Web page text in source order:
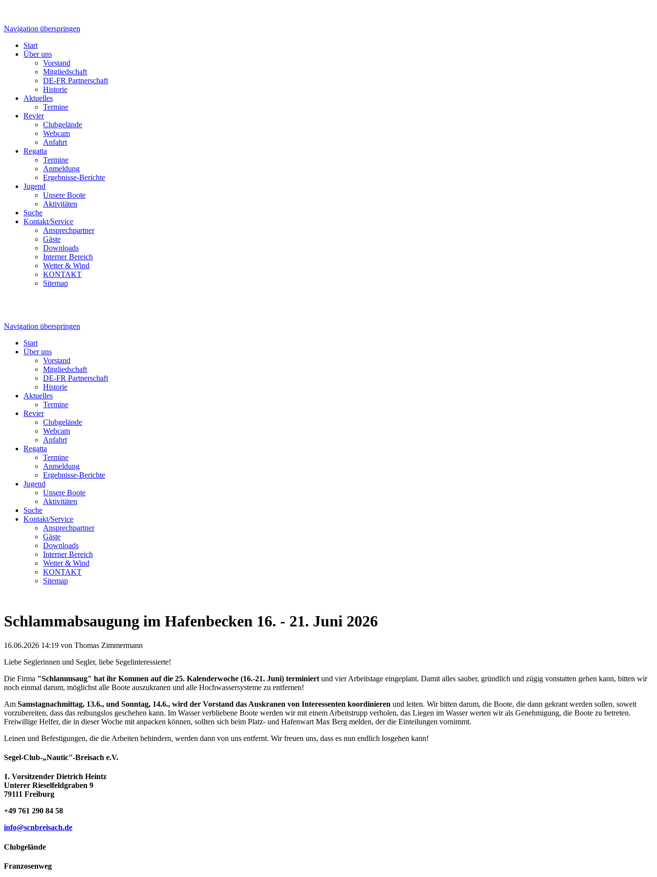
Navigation überspringen
Start
Über uns
Vorstand
Mitgliedschaft
DE-FR Partnerschaft
Historie
Aktuelles
Termine
Revier
Clubgelände
Webcam
Anfahrt
Regatta
Termine
Anmeldung
Ergebnisse-Berichte
Jugend
Unsere Boote
Aktivitäten
Suche
Kontakt/Service
Ansprechpartner
Gäste
Downloads
Interner Bereich
Wetter & Wind
KONTAKT
Sitemap
Navigation überspringen
Start
Über uns
Vorstand
Mitgliedschaft
DE-FR Partnerschaft
Historie
Aktuelles
Termine
Revier
Clubgelände
Webcam
Anfahrt
Regatta
Termine
Anmeldung
Ergebnisse-Berichte
Jugend
Unsere Boote
Aktivitäten
Suche
Kontakt/Service
Ansprechpartner
Gäste
Downloads
Interner Bereich
Wetter & Wind
KONTAKT
Sitemap
Schlammabsaugung im Hafenbecken 16. - 21. Juni 2026
16.06.2026 14:19 von Thomas Zimmermann
Liebe Seglerinnen und Segler, liebe Segelinteressierte!
Die Firma "Schlammsaug" hat ihr Kommen auf die 25. Kalenderwoche (16.-21. Juni) terminiert und vier Arbeitstage eingeplant. Damit alles sauber, gründlich und zügig vonstatten gehen kann, bitten wir
noch einmal darum, möglichst alle Boote auszukranen und alle Hochwassersysteme zu entfernen!
Am Samstagnachmittag, 13.6., und Sonntag, 14.6., wird der Vorstand das Auskranen von Interessenten koordinieren und leiten. Wir bitten darum, die Boote, die dann gekrant werden sollen, soweit
vorzubereiten, dass das reibungslos geschehen kann. Im Wasser verbliebene Boote werden wir mit einem Arbeitstrupp verholen, das Liegen im Wasser werten wir als Genehmigung, die Boote zu betreten.
Freiwillige Helfer, die in dieser Woche mit anpacken können, sollten sich beim Platz- und Hafenwart Max Berg melden, der die Einteilungen vornimmt.
Leinen und Befestigungen, die die Arbeiten behindern, werden dann von uns entfernt. Wir freuen uns, dass es nun endlich losgehen kann!
Segel-Club-„Nautic"-Breisach e.V.
1. Vorsitzender Dietrich Heintz
Unterer Rieselfeldgraben 9
79111 Freiburg
+49 761 290 84 58
info@scnbreisach.de
Clubgelände
Franzosenweg